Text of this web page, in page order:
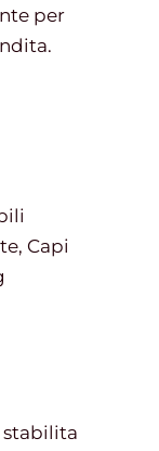
per
Capi
stabilita